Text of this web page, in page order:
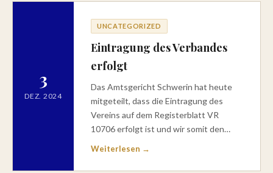
3
DEZ. 2024
UNCATEGORIZED
Eintragung des Verbandes
erfolgt
Das Amtsgericht Schwerin hat heute
mitgeteilt, dass die Eintragung des
Vereins auf dem Registerblatt VR
10706 erfolgt ist und wir somit den…
Weiterlesen →